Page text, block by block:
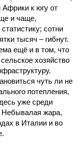
Африки к югу от
и чаще,
сотни
тысяч – гибнут.
ещё и в том, что
хозяйство
чуть ли не
потепления,
уже среди
Небывалая жара,
в Италии и во